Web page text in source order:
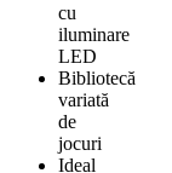
cu
iluminare
LED
Bibliotecă
variată
de
jocuri
Ideal